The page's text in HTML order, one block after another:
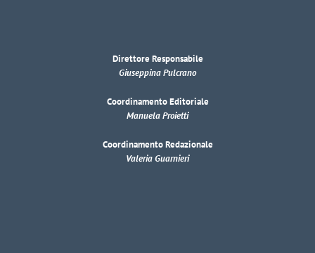
Direttore Responsabile
Giuseppina Pulcrano
Coordinamento Editoriale
Manuela Proietti
Coordinamento Redazionale
Valeria Guarnieri